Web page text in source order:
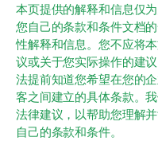
本页提供的解释和信息仅
您自己的条款和条件文档
性解释和信息。您不应将
议或关于您实际操作的建
法提前知道您希望在您的
客之间建立的具体条款。
法律建议，以帮助您理解
自己的条款和条件。